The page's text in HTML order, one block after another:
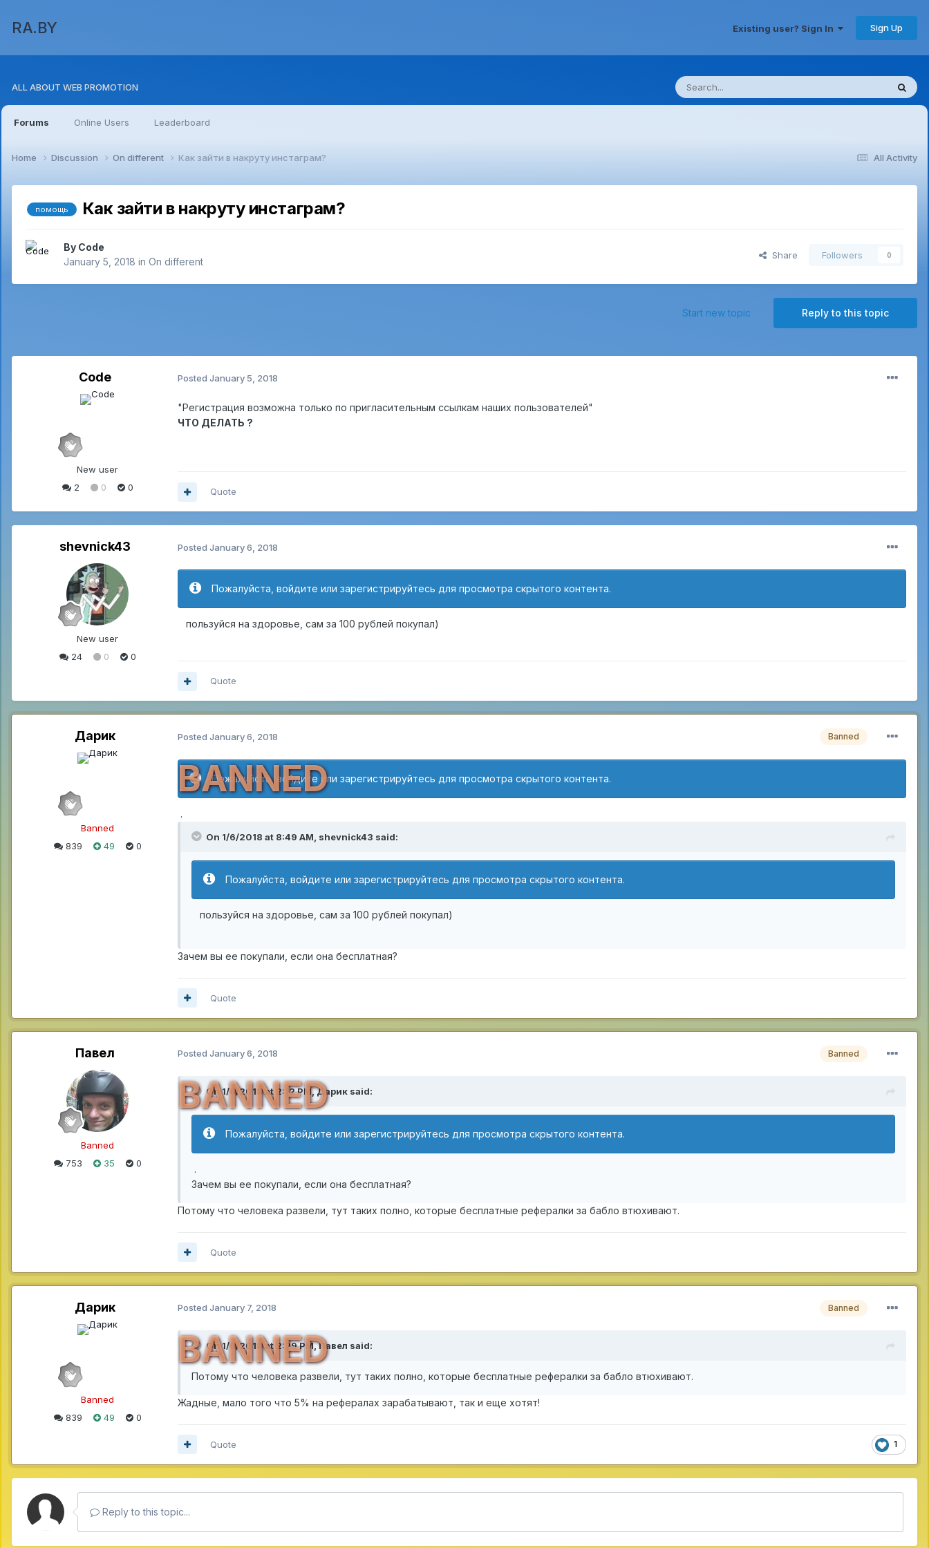
RA.BY Existing user? Sign In Sign Up
ALL ABOUT WEB PROMOTION
Forums Online Users Leaderboard
All Activity
Home Discussion On different Как зайти в накруту инстаграм?
помощь Как зайти в накруту инстаграм?
By Code
January 5, 2018 in On different
Share Followers 0
Reply to this topic
Start new topic
Code
New user
2
0 0
Posted January 5, 2018
"Регистрация возможна только по пригласительным ссылкам наших пользователей"
ЧТО ДЕЛАТЬ ?
Quote
shevnick43
New user
24
0 0
Posted January 6, 2018
Пожалуйста, войдите или зарегистрируйтесь для просмотра скрытого контента.
пользуйся на здоровье, сам за 100 рублей покупал)
Quote
Дарик
Banned
839
49 0
Banned
Posted January 6, 2018
BANNED
Пожалуйста, войдите или зарегистрируйтесь для просмотра скрытого контента.
.
On 1/6/2018 at 8:49 AM, shevnick43 said:
Пожалуйста, войдите или зарегистрируйтесь для просмотра скрытого контента.
пользуйся на здоровье, сам за 100 рублей покупал)
Зачем вы ее покупали, если она бесплатная?
Quote
Павел
Banned
753
35 0
Banned
Posted January 6, 2018
BANNED
On 1/6/2018 at 2:12 PM,Дарик said:
Пожалуйста, войдите или зарегистрируйтесь для просмотра скрытого контента.
.
Зачем вы ее покупали, если она бесплатная?
Потому что человека развели, тут таких полно, которые бесплатные рефералки за бабло втюхивают.
Quote
Дарик
Banned
839
49 0
Banned
Posted January 7, 2018
BANNED
On 1/6/2018 at 2:29 PM,Павел said:
Потому что человека развели, тут таких полно, которые бесплатные рефералки за бабло втюхивают.
Жадные, мало того что 5% на рефералах зарабатывают, так и еще хотят!
1
Quote
Reply to this topic...